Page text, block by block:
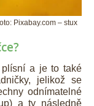
Pixabay.com – stux
a je to také
jelikož se
odnímatelné
a ty následně